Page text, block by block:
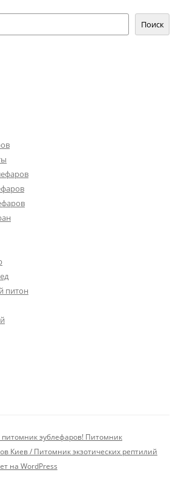
Поиск
питон
эублефаров! Питомник
Киев / Питомник экзотических рептилий
на WordPress